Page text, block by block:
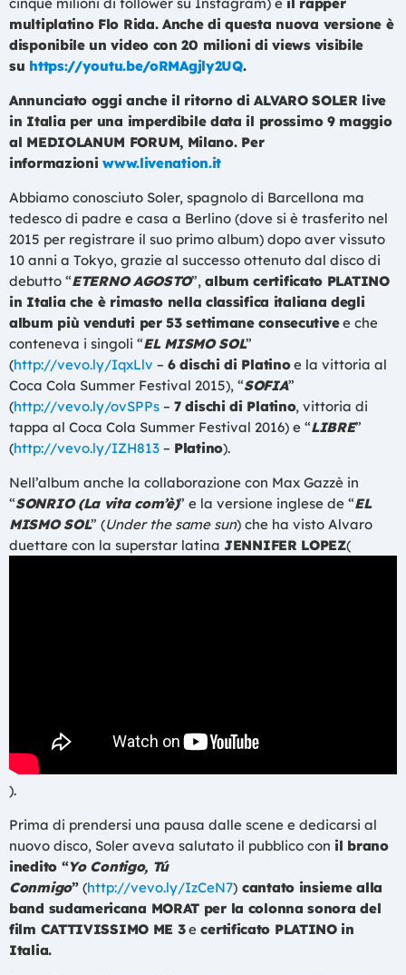
cinque milioni di follower su Instagram) e il rapper
multiplatino Flo Rida. Anche di questa nuova versione è
disponibile un video con 20 milioni di views visibile
su https://youtu.be/oRMAgjly2UQ.
Annunciato oggi anche il ritorno di ALVARO SOLER live
in Italia per una imperdibile data il prossimo 9 maggio
al MEDIOLANUM FORUM, Milano. Per
informazioniwww.livenation.it
Abbiamo conosciuto Soler, spagnolo di Barcellona ma
tedesco di padre e casa a Berlino (dove si è trasferito nel
2015 per registrare il suo primo album) dopo aver vissuto
10 anni a Tokyo, grazie al successo ottenuto dal disco di
debutto “ETERNO AGOSTO”,album certificato PLATINO
in Italia che è rimasto nella classifica italiana degli
album più venduti per 53 settimane consecutivee che
conteneva i singoli “EL MISMO SOL”
(http://vevo.ly/IqxLlv – 6 dischi di Platinoe la vittoria al
Coca Cola Summer Festival 2015), “SOFIA”
(http://vevo.ly/ovSPPs – 7 dischi di Platino, vittoria di
tappa al Coca Cola Summer Festival 2016) e “LIBRE”
(http://vevo.ly/IZH813 – Platino).
Nell’album anche la collaborazione con Max Gazzè in
“SONRIO (La vita com’è)” e la versione inglese de “EL
MISMO SOL” (Under the same sun) che ha visto Alvaro
duettare con la superstar latina JENNIFER LOPEZ(
).
Prima di prendersi una pausa dalle scene e dedicarsi al
nuovo disco, Soler aveva salutato il pubblico con il brano
inedito “Yo Contigo, Tú
Conmigo”(http://vevo.ly/IzCeN7) cantato insieme alla
band sudamericana MORAT per la colonna sonora del
film CATTIVISSIMO ME 3ecertificato PLATINO in
Italia.